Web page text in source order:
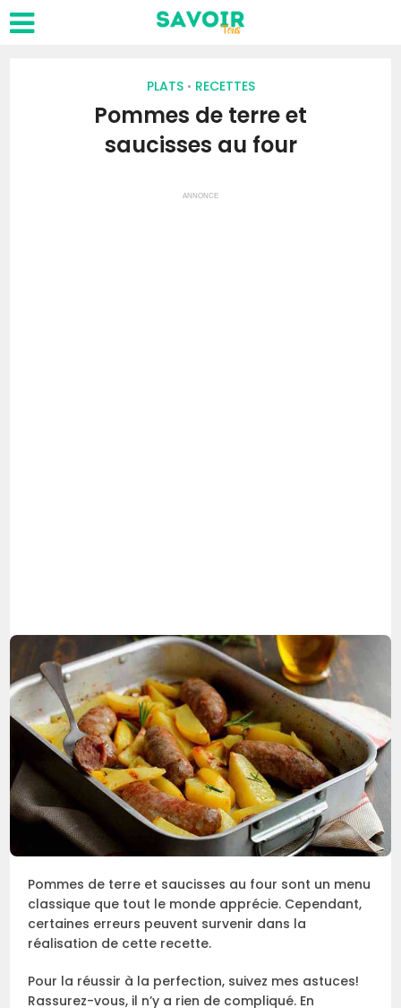
PLATS • RECETTES
Pommes de terre et
saucisses au four
ANNONCE
Pommes de terre et saucisses au four sont un menu
classique que tout le monde apprécie. Cependant,
certaines erreurs peuvent survenir dans la
réalisation de cette recette.
Pour la réussir à la perfection, suivez mes astuces!
Rassurez-vous, il n’y a rien de compliqué. En